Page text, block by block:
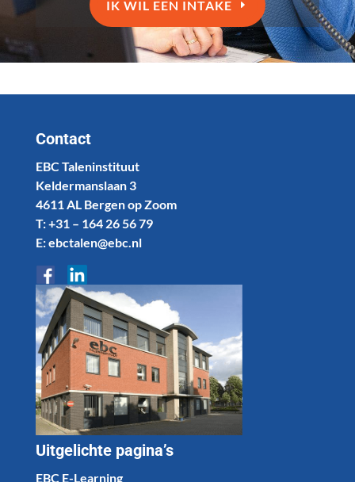
IK WIL EEN INTAKE
Contact
EBC Taleninstituut
Keldermanslaan 3
4611 AL Bergen op Zoom
T: +31 – 164 26 56 79
E: ebctalen@ebc.nl
Uitgelichte pagina’s
EBC E-Learning